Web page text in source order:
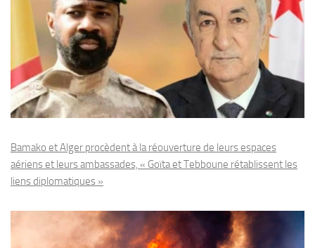
Bamako et Alger procèdent à la réouverture de leurs espaces
aériens et leurs ambassades, « Goïta et Tebboune rétablissent les
liens diplomatiques »